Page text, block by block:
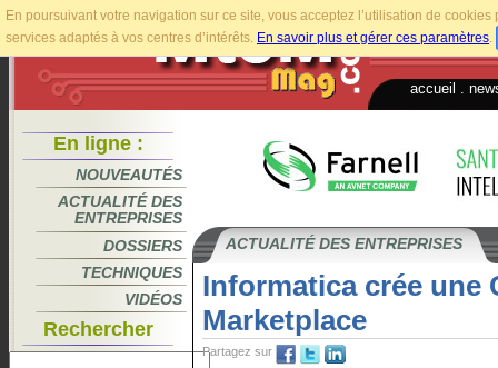
En poursuivant votre navigation sur ce site, vous acceptez l’utilisation de
services adaptés à vos centres d’intérêts. En savoir plus et gérer ces paramètres.
accueil
En ligne :
NOUVEAUTÉS
ACTUALITÉ DES
ENTREPRISES
DOSSIERS
TECHNIQUES
VIDÉOS
Rechercher
ACTUALITÉ DES ENTREPRISES
Informatica crée une
Marketplace
Partagez sur